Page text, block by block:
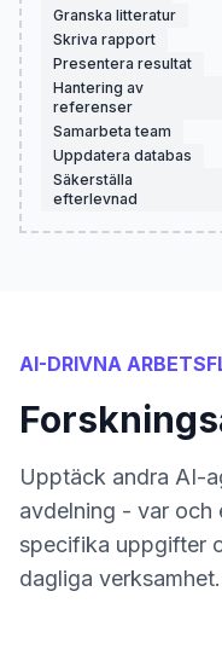
Granska litteratur
Skriva rapport
Presentera resultat
Hantering av
referenser
Samarbeta team
Uppdatera databas
Säkerställa
efterlevnad
AI-DRIVNA
Upptäck andra AI-
avdelning - var och
specifika uppgifter
dagliga verksamhet.